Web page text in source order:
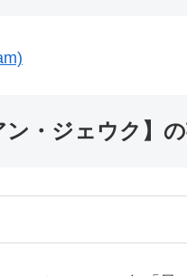
ン・ジェウク】